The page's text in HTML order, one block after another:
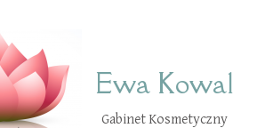
Ewa Kowal
Gabinet Kosmetyczny